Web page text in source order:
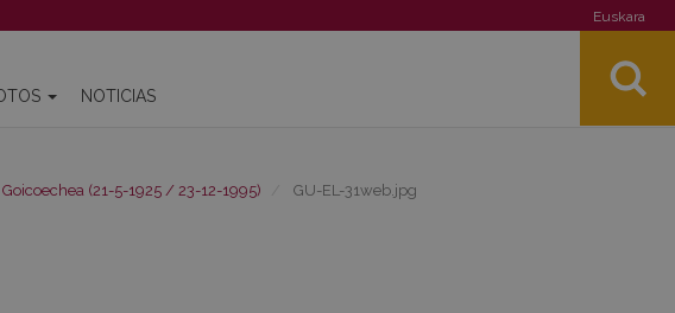
Euskara
NOTICIAS
(21-5-1925 / 23-12-1995) GU-EL-31web.jpg